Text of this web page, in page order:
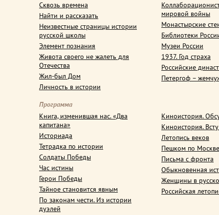
Сквозь времена
Найти и рассказать
Неизвестные страницы истории
русской школы
Элемент познания
Живота своего не жалеть для
Отечества
Жил-был Дом
Личность в истории
мировой войны
Монастырские
Библиотеки
Музеи России
1937. Год страха
Российские
Петергоф –
Программа
Книга, изменившая нас. «Два
капитана»
Историада
Тетрадка по истории
Солдаты Победы
Час истины
Герои Победы
Тайное становится явным
По законам чести. Из истории
дуэлей
Киноистория.
Киноистория.
Летопись веков
Пешком по Москве
Письма с фронта
Обыкновенная
Женщины в
Российская